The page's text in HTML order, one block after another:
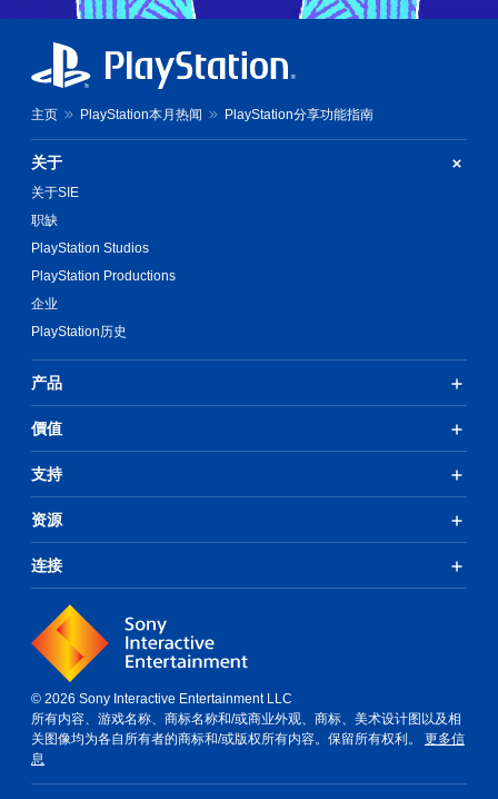
主页 PlayStation本月热闻 PlayStation分享功能指南
关于
关于SIE
职缺
PlayStation Studios
PlayStation Productions
企业
PlayStation历史
产品
價值
支持
资源
连接
© 2026 Sony Interactive Entertainment LLC
所有内容、游戏名称、商标名称和/或商业外观、商标、美术设计图以及相
关图像均为各自所有者的商标和/或版权所有内容。保留所有权利。 更多信
息